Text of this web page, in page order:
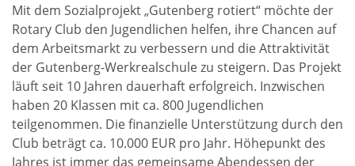
Mit dem Sozialprojekt „Gutenberg rotiert“ möchte der
Rotary Club den Jugendlichen helfen, ihre Chancen auf
dem Arbeitsmarkt zu verbessern und die Attraktivität
der Gutenberg-Werkrealschule zu steigern. Das Projekt
läuft seit 10 Jahren dauerhaft erfolgreich. Inzwischen
haben 20 Klassen mit ca. 800 Jugendlichen
teilgenommen. Die finanzielle Unterstützung durch den
Club beträgt ca. 10.000 EUR pro Jahr. Höhepunkt des
Jahres ist immer das gemeinsame Abendessen der